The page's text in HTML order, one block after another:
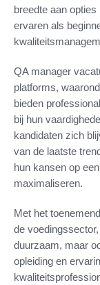
breedte aan
ervaren als
QA manager
platforms,
bieden
bij hun
kandidaten zich
van de laatste
hun kansen op
maximaliseren.
Met het
de
duurzaam, maar
opleiding en